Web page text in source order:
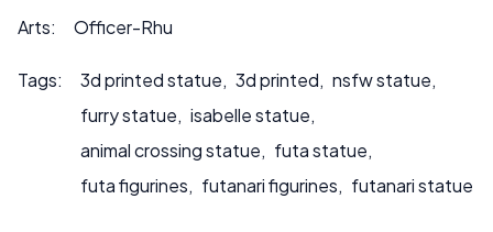
Arts: Officer-Rhu
Tags: 3d printed statue, 3d printed, nsfw statue,
furry statue, isabelle statue,
animal crossing statue, futa statue,
futa figurines, futanari figurines, futanari statue